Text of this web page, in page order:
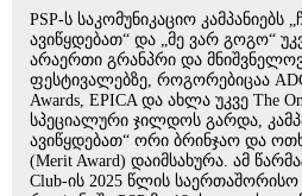
PSP-ს საკომუნიკაციო კამპანიებს
ავიწყდებათ“ და „მე ვარ გოგო“
არაერთი გრანპრი და
ფესტივალებზე, როგორებიცაა
Awards, EPICA და ახლა უკვე The
სპეციალური ჯილდოს გარდა,
ავიწყდებათ“ ორი ბრინჯაო და
(Merit Award) დაიმსახურა. ამ
Club-ის 2025 წლის